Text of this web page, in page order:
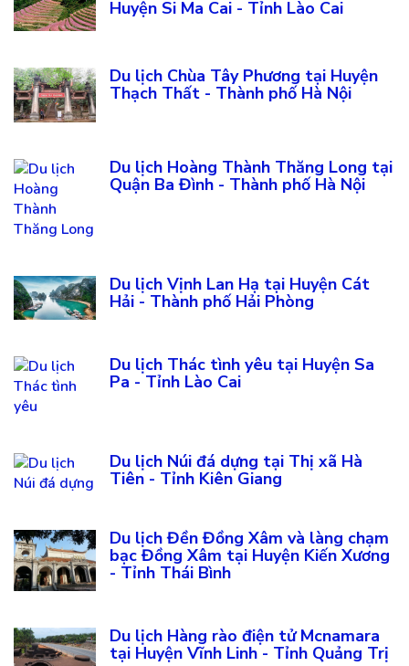
Huyện Si Ma Cai - Tỉnh Lào Cai
Du lịch Chùa Tây Phương tại Huyện
Thạch Thất - Thành phố Hà Nội
Du lịch Hoàng Thành Thăng Long tại
Quận Ba Đình - Thành phố Hà Nội
Du lịch Vịnh Lan Hạ tại Huyện Cát
Hải - Thành phố Hải Phòng
Du lịch Thác tình yêu tại Huyện Sa
Pa - Tỉnh Lào Cai
Du lịch Núi đá dựng tại Thị xã Hà
Tiên - Tỉnh Kiên Giang
Du lịch Đền Đồng Xâm và làng chạm
bạc Đồng Xâm tại Huyện Kiến Xương
- Tỉnh Thái Bình
Du lịch Hàng rào điện tử Mcnamara
tại Huyện Vĩnh Linh - Tỉnh Quảng Trị